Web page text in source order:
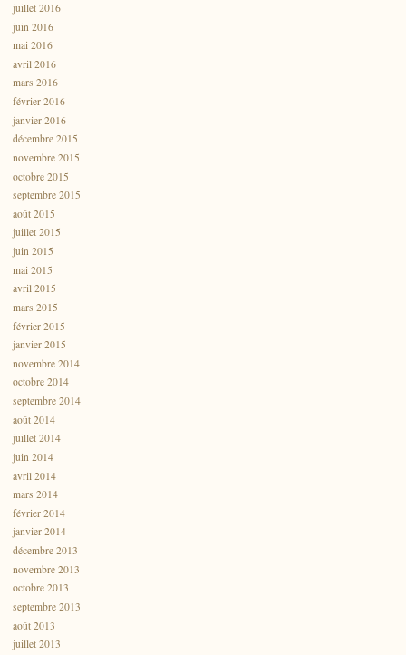
juillet 2016
juin 2016
mai 2016
avril 2016
mars 2016
février 2016
janvier 2016
décembre 2015
novembre 2015
octobre 2015
septembre 2015
août 2015
juillet 2015
juin 2015
mai 2015
avril 2015
mars 2015
février 2015
janvier 2015
novembre 2014
octobre 2014
septembre 2014
août 2014
juillet 2014
juin 2014
avril 2014
mars 2014
février 2014
janvier 2014
décembre 2013
novembre 2013
octobre 2013
septembre 2013
août 2013
juillet 2013